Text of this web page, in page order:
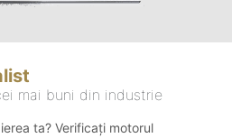
mai buni din industrie
ta? Verificați motorul